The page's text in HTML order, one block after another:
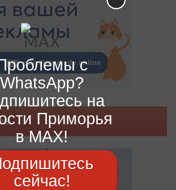
с
WhatsApp?
на
Приморья
в MAX!
сейчас!